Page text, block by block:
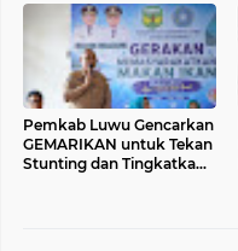
Stunting
Pemkab Luwu Gencarkan
GEMARIKAN untuk Tekan
Stunting dan Tingkatkan